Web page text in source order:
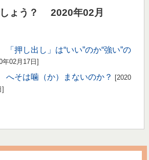
しょう？ 2020年02月
押し出し」は“いい”のか“強い”の
年02月17日]
そは噛（か）まないのか？
[2020
]